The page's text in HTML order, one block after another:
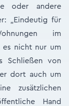
oder andere
„Eindeutig für
im
es nicht nur um
Schließen von
dort auch um
zusätzlichen
Hand